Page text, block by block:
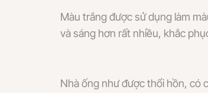
Màu trắng được sử dụng làm
và sáng hơn rất nhiều, khắc
Nhà ống như được thổi hồn, có